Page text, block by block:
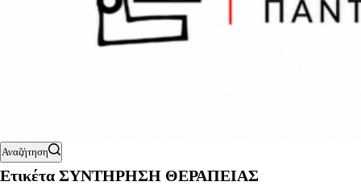
Αναζήτηση
Ετικέτα ΣΥΝΤΗΡΗΣΗ ΘΕΡΑΠΕΙΑΣ